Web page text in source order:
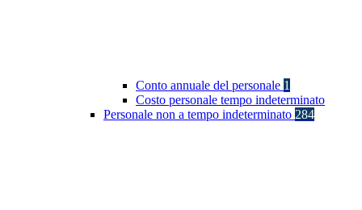
Conto annuale del personale 1
Costo personale tempo indeterminato
Personale non a tempo indeterminato 284